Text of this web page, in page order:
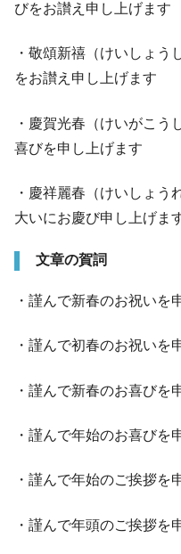
びをお讃え申し上げます
・敬頌新禧（けいしょう
をお讃え申し上げます
・慶賀光春（けいがこう
喜びを申し上げます
・慶祥麗春（けいしょう
大いにお慶び申し上げま
文章の賀詞
・謹んで新春のお祝いを
・謹んで初春のお祝いを
・謹んで新春のお喜びを
・謹んで年始のお喜びを
・謹んで年始のご挨拶を
・謹んで年頭のご挨拶を